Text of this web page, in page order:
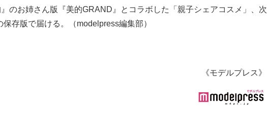
のお姉さん版『美的GRAND』とコラボした「親子シェアコスメ」、次
存版で届ける。（modelpress編集部）
《モデルプレス》